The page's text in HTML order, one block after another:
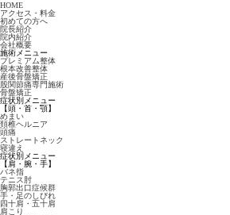
HOME
アクセス・料金
初めての方へ
院長紹介
院内紹介
会社概要
施術メニュー
プレミアム整体
根本改善整体
産後骨盤矯正
股関節痛専門施術
骨盤矯正
症状別メニュー
【頭・首・顎】
めまい
頚椎ヘルニア
頭痛
ストレートネック
寝違え
症状別メニュー
【肩・腕・手】
バネ指
テニス肘
胸郭出口症候群
手・足のしびれ
四十肩・五十肩
肩こり